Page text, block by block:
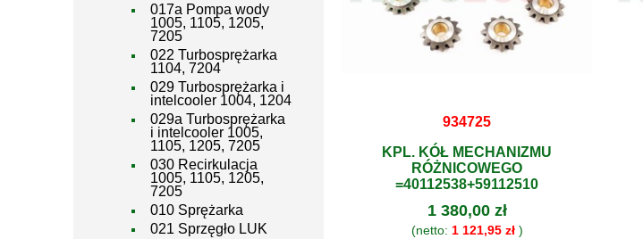
017a Pompa wody
1005, 1105, 1205,
7205
022 Turbosprężarka
1104, 7204
029 Turbosprężarka i
intelcooler 1004, 1204
029a Turbosprężarka
i intelcooler 1005,
1105, 1205, 7205
030 Recirkulacja
1005, 1105, 1205,
7205
010 Sprężarka
021 Sprzęgło LUK
934725
KPL. KÓŁ MECHANIZMU
RÓŻNICOWEGO
=40112538+59112510
1 380,00 zł
(netto: 1 121,95 zł)